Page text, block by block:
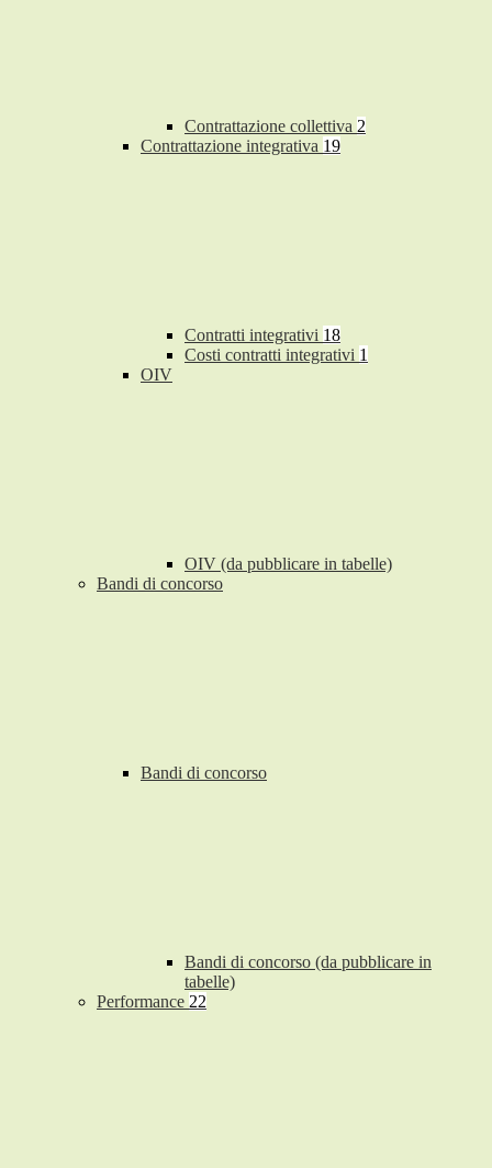
Contrattazione collettiva 2
Contrattazione integrativa 19
Contratti integrativi 18
Costi contratti integrativi 1
OIV
OIV (da pubblicare in tabelle)
Bandi di concorso
Bandi di concorso
Bandi di concorso (da pubblicare in
tabelle)
Performance 22